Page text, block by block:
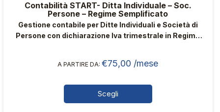
Le
opzioni
possono
nella
prodotto
Contabilità START- Ditta Individuale – Soc.
Persone – Regime Semplificato
Gestione contabile per Ditte Individuali e Società di
Persone con dichiarazione Iva trimestrale in Regime
commercialista dedicato
A PARTIRE DA:€75,00 /mese
Scegli
Questo